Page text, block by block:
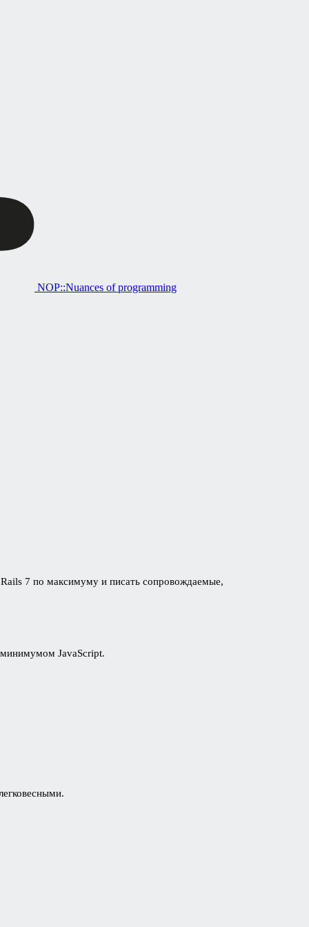
NOP::Nuances of programming
7 по максимуму и писать сопровождаемые,
минимумом JavaScript.